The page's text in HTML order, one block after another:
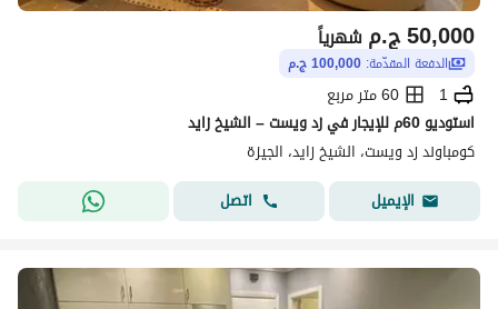
ج.م50,000 شهرياً
الدفعة المقدّمة: 100,000 ج.م
1
60 متر مربع
استوديو 60م للإيجار في زد ويست – الشيخ زايد
كومباوند زد ويست، الشيخ زايد، الجيزة
الإيميل
اتصل